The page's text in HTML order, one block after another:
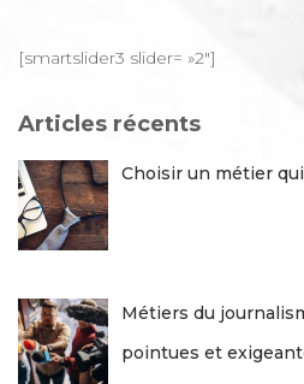
e
c
h
e
r
:
[smartslider3 slider= »2″]
Articles récents
Choisir un métier
Métiers du
pointues et